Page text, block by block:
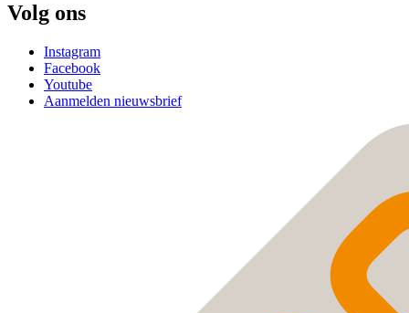
Volg ons
Instagram
Facebook
Youtube
Aanmelden nieuwsbrief